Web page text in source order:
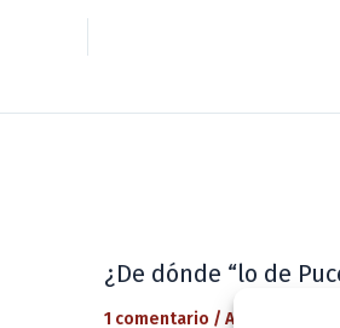
¿De dónde “lo de
1 comentario / Actualidad